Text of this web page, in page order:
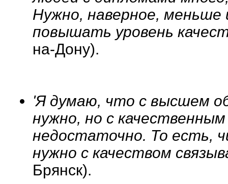
Нужно, наверное, меньше
повышать уровень
на-Дону).
'Я думаю, что с высшем
нужно, но с
недостаточно. То есть,
нужно с качеством
Брянск).